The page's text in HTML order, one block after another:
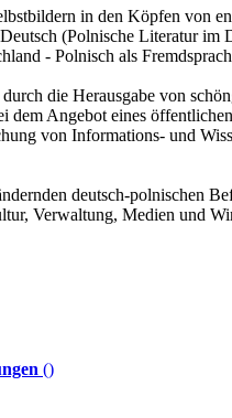
in den Köpfen von
(Polnische Literatur im
- Polnisch als
die Herausgabe von
dem Angebot eines
von Informations- und
deutsch-polnischen
Verwaltung, Medien und
()